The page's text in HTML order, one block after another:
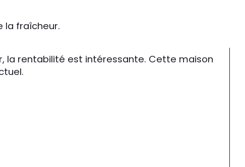
la fraîcheur.
la rentabilité est intéressante. Cette maison